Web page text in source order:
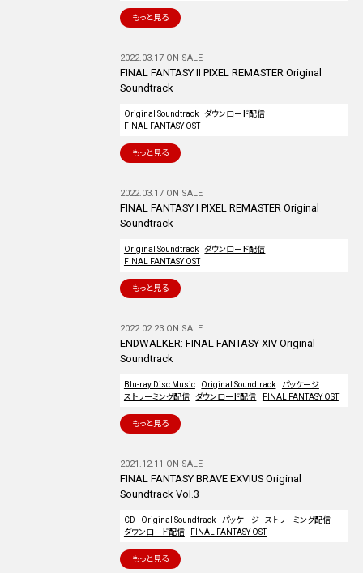
もっと見る
2022.03.17 ON SALE
FINAL FANTASY II PIXEL REMASTER Original
Soundtrack
Original Soundtrack
ダウンロード配信
FINAL FANTASY OST
もっと見る
2022.03.17 ON SALE
FINAL FANTASY I PIXEL REMASTER Original
Soundtrack
Original Soundtrack
ダウンロード配信
FINAL FANTASY OST
もっと見る
2022.02.23 ON SALE
ENDWALKER: FINAL FANTASY XIV Original
Soundtrack
Blu-ray Disc Music Original Soundtrack
パッケージ
ストリーミング配信
ダウンロード配信 FINAL FANTASY OST
もっと見る
2021.12.11 ON SALE
FINAL FANTASY BRAVE EXVIUS Original
Soundtrack Vol.3
CD Original Soundtrack パッケージ
ストリーミング配信
ダウンロード配信
FINAL FANTASY OST
もっと見る